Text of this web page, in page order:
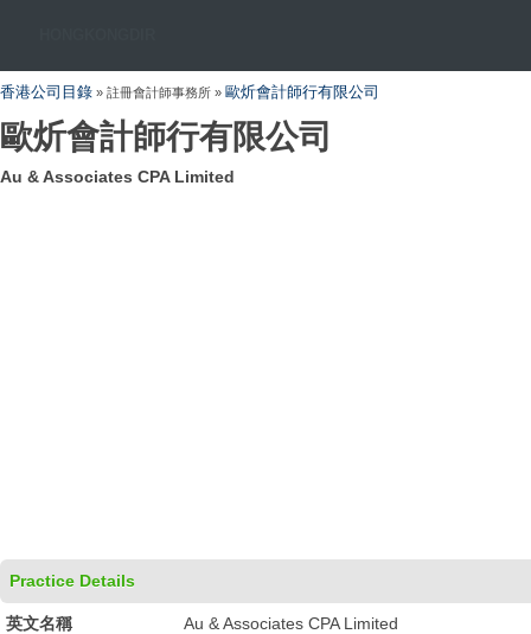
香港公司目錄 » 註冊會計師事務所 » 歐炘會計師行有限公司
歐炘會計師行有限公司
Au & Associates CPA Limited
Practice Details
英文名稱 Au & Associates CPA Limited